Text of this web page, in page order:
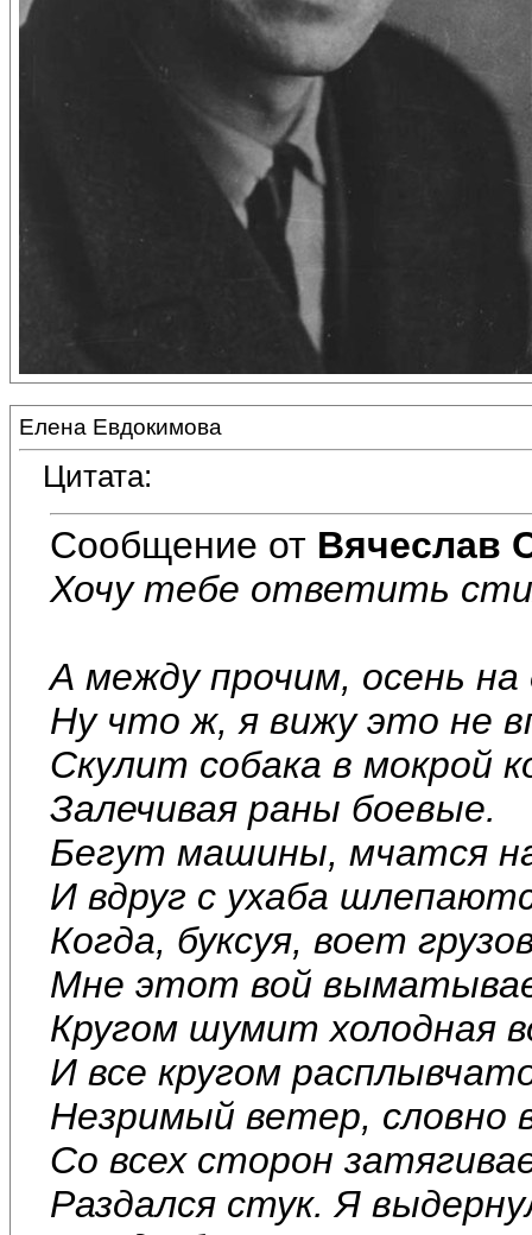
Елена Евдокимова
Цитата:
Сообщение от Вячеслав
Хочу тебе ответить
А между прочим, осень на
Ну что ж, я вижу это не
Скулит собака в мокрой
Залечивая раны боевые.
Бегут машины, мчатся
И вдруг с ухаба
Когда, буксуя, воет
Мне этот вой
Кругом шумит холодная
И все кругом
Незримый ветер, словно
Со всех сторон
Раздался стук. Я